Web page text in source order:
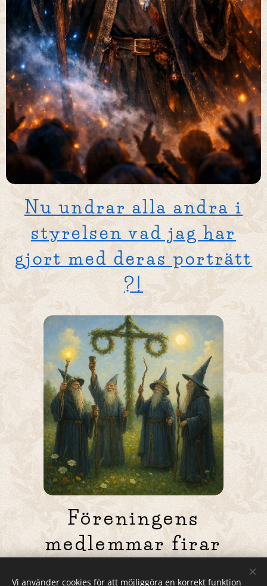
Nu undrar alla andra i
styrelsen vad jag har
gjort med deras porträtt
?!
Föreningens
medlemmar firar
Vi använder cookies för att möjliggöra en korrekt funktion